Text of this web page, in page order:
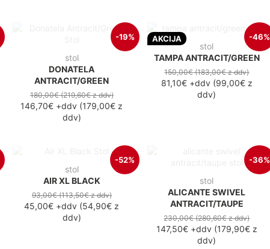
-19%
stol
DONATELA
ANTRACIT/GREEN
180,00€(219,60€z ddv)
146,70€ +ddv (179,00€ z
ddv)
AKCIJA -46%
stol
TAMPA ANTRACIT/GREEN
150,00€(183,00€z ddv)
81,10€+ddv(99,00€z
ddv)
-52%
stol
AIR XL BLACK
93,00€(113,50€z ddv)
45,00€ +ddv (54,90€ z
ddv)
-36%
stol
ALICANTE SWIVEL
ANTRACIT/TAUPE
230,00€(280,60€z ddv)
147,50€+ddv(179,90€z
ddv)